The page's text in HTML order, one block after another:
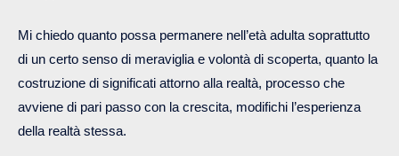
Mi chiedo quanto possa permanere nell’età adulta soprattutto
di un certo senso di meraviglia e volontà di scoperta, quanto la
costruzione di significati attorno alla realtà, processo che
avviene di pari passo con la crescita, modifichi l’esperienza
della realtà stessa.